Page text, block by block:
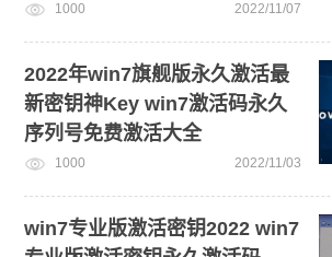
1000 2022/11/07
2022年win7旗舰版永久激活最
新密钥神Key win7激活码永久
序列号免费激活大全
1000 2022/11/03
win7专业版激活密钥2022 win7